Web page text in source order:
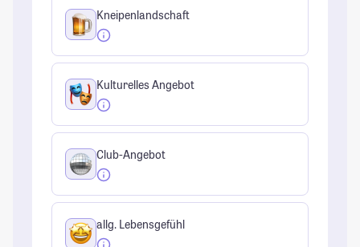
Kneipenlandschaft
Kulturelles Angebot
Club-Angebot
allg. Lebensgefühl